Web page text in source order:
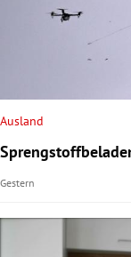
Ausland
Gestern